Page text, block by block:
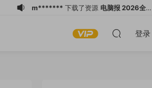
登录
m******* 下载了资源 电脑报 2026全年
1-12月共50期 PDF
下载了资源
电脑报 2026全年